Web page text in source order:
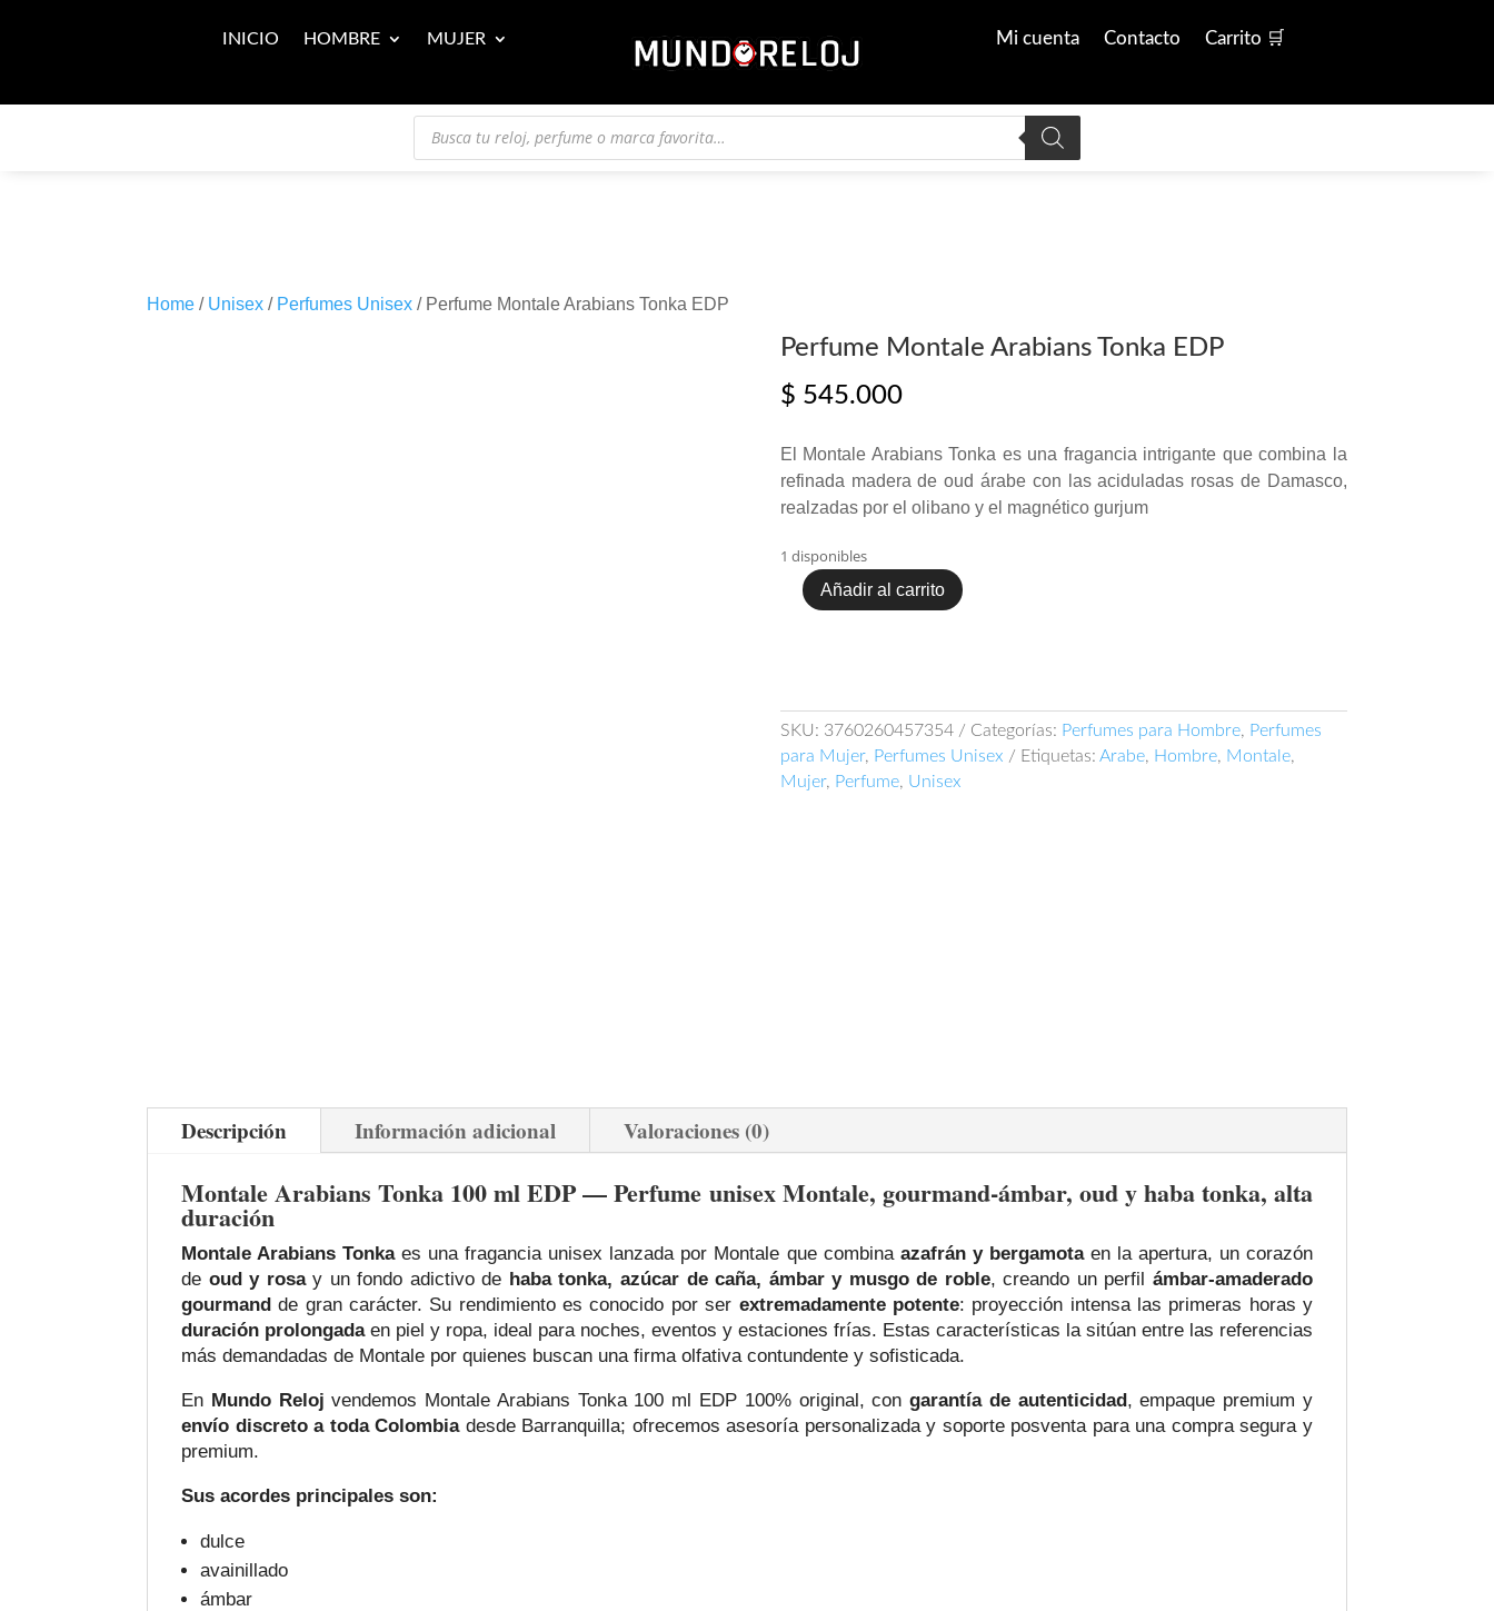
INICIO HOMBRE MUJER Mi cuenta Contacto Carrito 🛒
Búsqueda
productos
Home / Unisex / Perfumes Unisex / Perfume Montale Arabians Tonka EDP
Perfume Montale Arabians Tonka EDP
$ 545.000
El Montale Arabians Tonka es una fragancia intrigante que combina la
refinada madera de oud árabe con las aciduladas rosas de Damasco,
realzadas por el olibano y el magnético gurjum
1 disponibles
Perfume
cantidad
Añadir al carrito
SKU: 3760260457354 Categorías: Perfumes para Hombre, Perfumes
para Mujer, Perfumes Unisex Etiquetas: Arabe, Hombre, Montale,
Mujer, Perfume, Unisex
Descripción Información adicional Valoraciones (0)
Montale Arabians Tonka 100 ml EDP — Perfume unisex Montale, gourmand‑ámbar, oud y haba tonka, alta
duración
Montale Arabians Tonkaes una fragancia unisex lanzada por Montale que combina azafrán y bergamotaen la apertura, un corazón
de oud y rosay un fondo adictivo de haba tonka, azúcar de caña, ámbar y musgo de roble, creando un perfilámbar‑amaderado
gourmand de gran carácter. Su rendimiento es conocido por ser extremadamente potente: proyección intensa las primeras horas y
duración prolongadaen piel y ropa, ideal para noches, eventos y estaciones frías. Estas características la sitúan entre las referencias
más demandadas de Montale por quienes buscan una firma olfativa contundente y sofisticada.
En Mundo Reloj vendemos Montale Arabians Tonka 100 ml EDP 100% original, congarantía de autenticidad, empaque premium y
envío discreto a toda Colombiadesde Barranquilla; ofrecemos asesoría personalizada y soporte posventa para una compra segura y
premium.
Sus acordes principales son:
dulce
avainillado
ámbar